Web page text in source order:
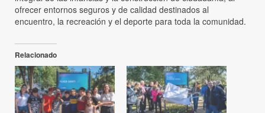
ofrecer entornos seguros y de calidad destinados al
encuentro, la recreación y el deporte para toda la comunidad.
Relacionado